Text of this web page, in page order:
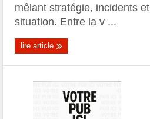
mêlant stratégie, incidents
situation. Entre la v ...
lire article